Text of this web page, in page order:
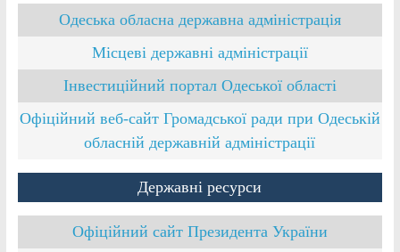
Одеська обласна державна адміністрація
Місцеві державні адміністрації
Інвестиційний портал Одеської області
Офіційний веб-сайт Громадської ради при Одеській
обласній державній адміністрації
Державні ресурси
Офіційний сайт Президента України